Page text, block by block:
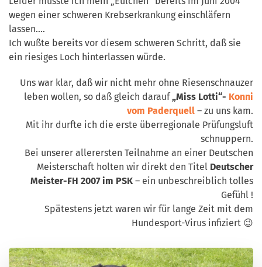
wegen einer schweren Krebserkrankung einschläfern
lassen….
Ich wußte bereits vor diesem schweren Schritt, daß sie
ein riesiges Loch hinterlassen würde.
Uns war klar, daß wir nicht mehr ohne Riesenschnauzer
leben wollen, so daß gleich darauf„Miss Lotti“- Konni
vom Paderquell – zu uns kam.
Mit ihr durfte ich die erste überregionale Prüfungsluft
schnuppern.
Bei unserer allerersten Teilnahme an einer Deutschen
Meisterschaft holten wir direkt den Titel Deutscher
Meister-FH 2007 im PSK – ein unbeschreiblich tolles
Gefühl !
Spätestens jetzt waren wir für lange Zeit mit dem
Hundesport-Virus infiziert 😉